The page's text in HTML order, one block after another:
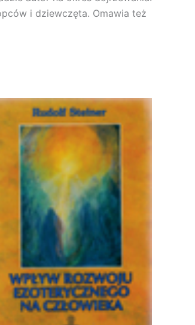
i dziewczęta. Omawia też